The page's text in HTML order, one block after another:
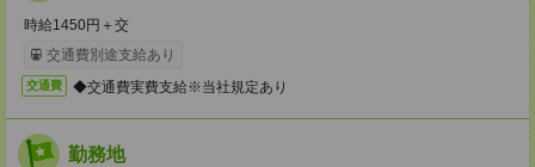
時給1450円＋交
交通費別途支給あり
交通費 ◆交通費実費支給※当社規定あり
勤務地